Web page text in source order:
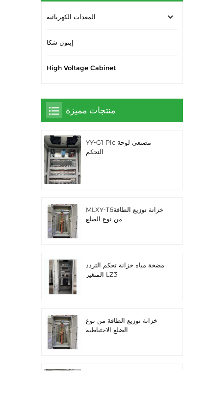
المعدات الكهربائية
إيتون شكا
High Voltage Cabinet
منتجات مميزة
YY-G1 Plc مصنعي لوحة
التحكم
MLXY-T6خزانة توزيع الطاقة
من نوع الضلع
مضخة مياه خزانة تحكم التردد
المتغير LZ3
خزانة توزيع الطاقة من نوع
الضلع الاحتياطية